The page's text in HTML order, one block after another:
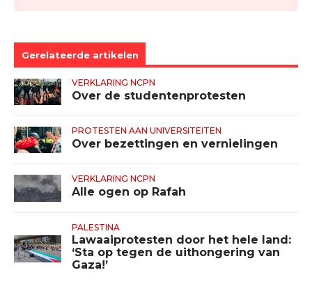
Gerelateerde artikelen
VERKLARING NCPN
Over de studentenprotesten
PROTESTEN AAN UNIVERSITEITEN
Over bezettingen en vernielingen
VERKLARING NCPN
Alle ogen op Rafah
PALESTINA
Lawaaiprotesten door het hele land:
‘Sta op tegen de uithongering van
Gaza!’